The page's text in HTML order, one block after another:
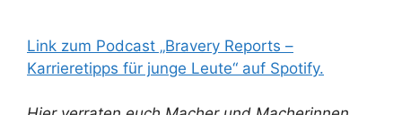
Link zum Podcast „Bravery Reports –
Karrieretipps für junge Leute“ auf Spotify.